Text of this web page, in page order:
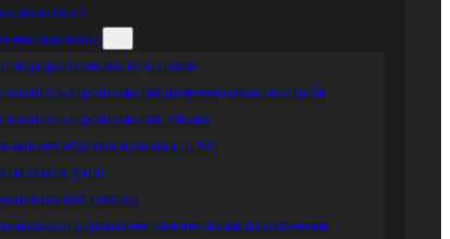
квалификации
подготовка
строительства (рекомендовано нострой)
строительства. Общее
оборона и защита от ЧС
дело
первой помощи
и управление инженерными изысканиями.